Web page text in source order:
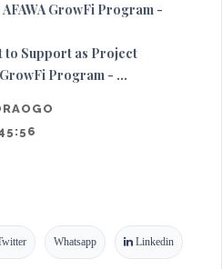
GrowFi Program -
to Support as Project
Program - ...
Whatsapp Linkedin